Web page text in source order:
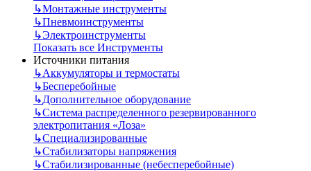
↳Монтажные инструменты
↳Пневмоинструменты
↳Электроинструменты
Показать все Инструменты
Источники питания
↳Аккумуляторы и термостаты
↳Бесперебойные
↳Дополнительное оборудование
↳Система распределенного резервированного
электропитания «Лоза»
↳Специализированные
↳Стабилизаторы напряжения
↳Стабилизированные (небесперебойные)